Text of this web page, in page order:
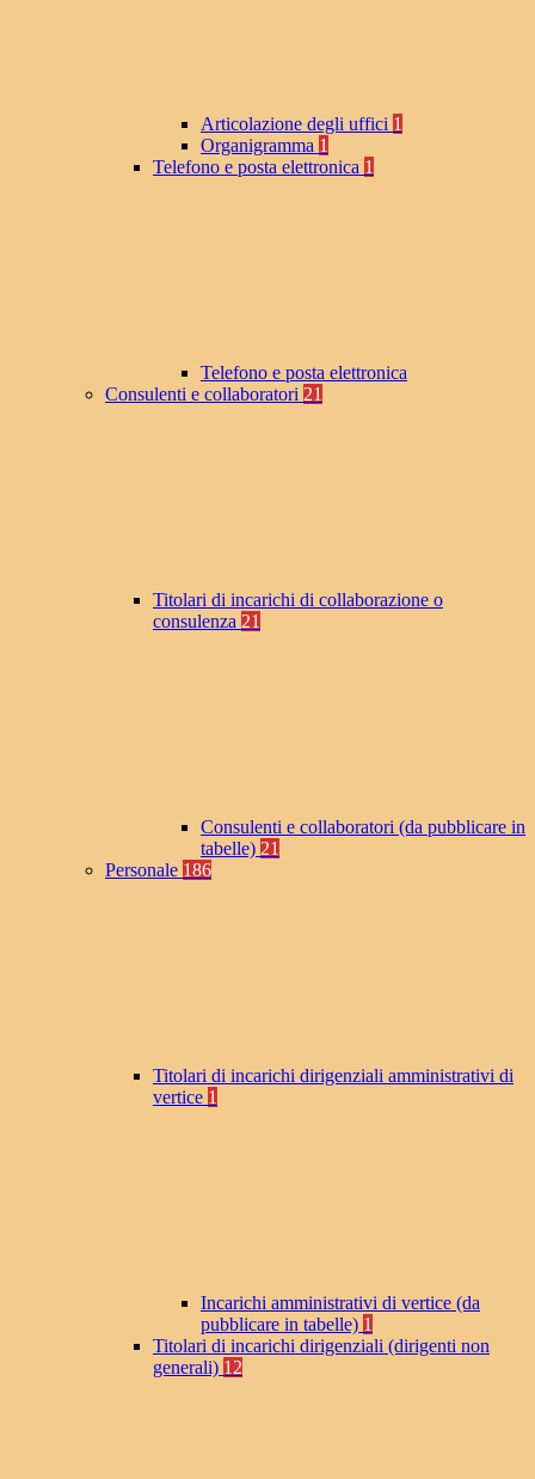
Articolazione degli uffici 1
Organigramma 1
Telefono e posta elettronica 1
Telefono e posta elettronica
Consulenti e collaboratori 21
Titolari di incarichi di collaborazione o
consulenza 21
Consulenti e collaboratori (da pubblicare in
tabelle) 21
Personale 186
Titolari di incarichi dirigenziali amministrativi di
vertice 1
Incarichi amministrativi di vertice (da
pubblicare in tabelle) 1
Titolari di incarichi dirigenziali (dirigenti non
generali) 12